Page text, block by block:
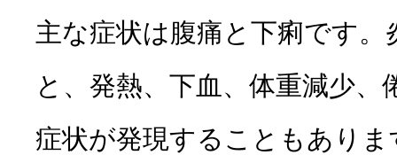
主な症状は腹痛と下痢です
と、発熱、下血、体重減少、
症状が発現することもあり